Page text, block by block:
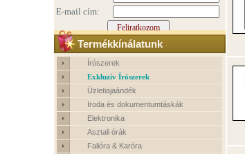
Termékkínálatunk
Írószerek
Exkluzív Írószerek
Üzletiajaándék
Iroda és dokumentumtáskák
Elektronika
Asztali órák
Falióra & Karóra